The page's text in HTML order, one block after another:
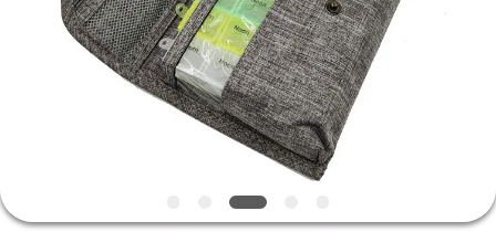
WERKSBESICHTIGUNG
QUALITÄTSKONTROLLE
MIT